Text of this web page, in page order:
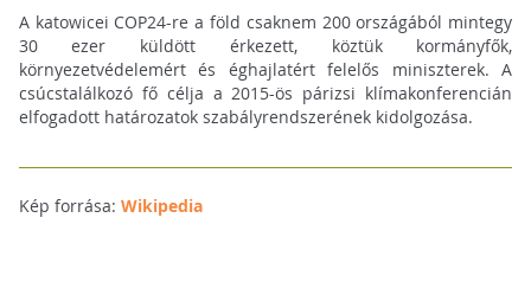
A katowicei COP24-re a föld csaknem 200 országából mintegy
30 ezer küldött érkezett, köztük kormányfők,
környezetvédelemért és éghajlatért felelős miniszterek. A
csúcstalálkozó fő célja a 2015-ös párizsi klímakonferencián
elfogadott határozatok szabályrendszerének kidolgozása.
Kép forrása: Wikipedia